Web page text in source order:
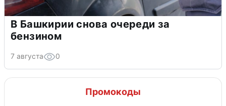
В Башкирии снова очереди за
бензином
7 августа 0
Промокоды